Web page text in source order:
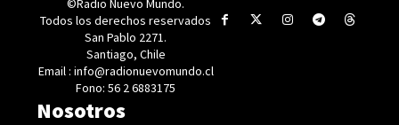
©Radio Nuevo Mundo.
Todos los derechos reservados
San Pablo 2271.
Santiago, Chile
Email : info@radionuevomundo.cl
Fono: 56 2 6883175
Nosotros